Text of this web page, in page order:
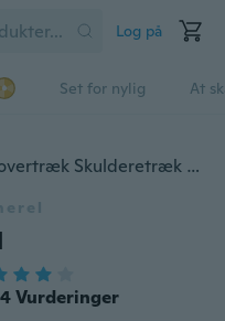
Log på
Set for nylig At
Har mode et stykke ærmer Armovertræk Skulderetræk Bolero Hijab muslim
Vurderinger